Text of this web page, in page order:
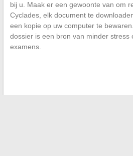
bij u. Maak er een gewoonte van om
Cyclades, elk document te
een kopie op uw computer te
dossier is een bron van minder stress
examens.